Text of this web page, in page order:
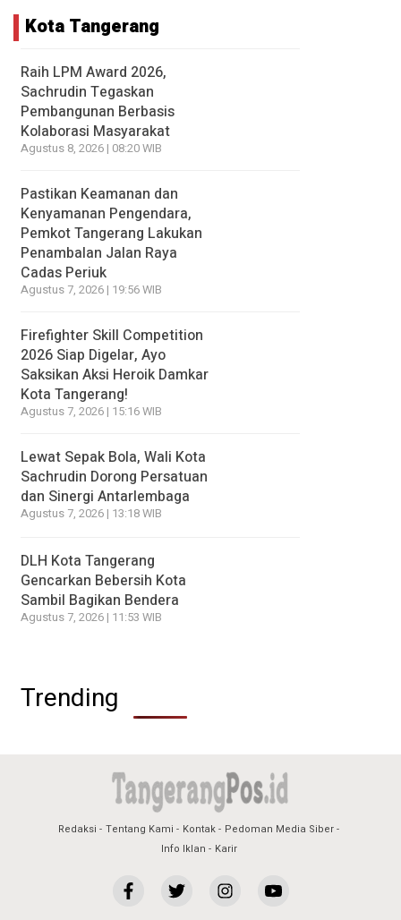
Kota Tangerang
Raih LPM Award 2026,
Sachrudin Tegaskan
Pembangunan Berbasis
Kolaborasi Masyarakat
Agustus 8, 2026 | 08:20 WIB
Pastikan Keamanan dan
Kenyamanan Pengendara,
Pemkot Tangerang Lakukan
Penambalan Jalan Raya
Cadas Periuk
Agustus 7, 2026 | 19:56 WIB
Firefighter Skill Competition
2026 Siap Digelar, Ayo
Saksikan Aksi Heroik Damkar
Kota Tangerang!
Agustus 7, 2026 | 15:16 WIB
Lewat Sepak Bola, Wali Kota
Sachrudin Dorong Persatuan
dan Sinergi Antarlembaga
Agustus 7, 2026 | 13:18 WIB
DLH Kota Tangerang
Gencarkan Bebersih Kota
Sambil Bagikan Bendera
Agustus 7, 2026 | 11:53 WIB
Trending
Redaksi Tentang Kami Kontak
Pedoman Media Siber
Info Iklan
Karir